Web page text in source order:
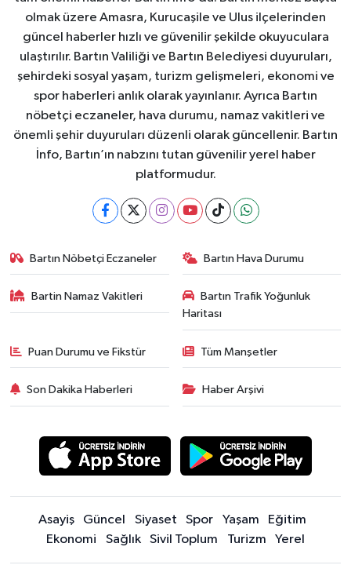
olmak üzere Amasra, Kurucaşile ve Ulus ilçelerinden
güncel haberler hızlı ve güvenilir şekilde okuyuculara
ulaştırılır. Bartın Valiliği ve Bartın Belediyesi duyuruları,
şehirdeki sosyal yaşam, turizm gelişmeleri, ekonomi ve
spor haberleri anlık olarak yayınlanır. Ayrıca Bartın
nöbetçi eczaneler, hava durumu, namaz vakitleri ve
önemli şehir duyuruları düzenli olarak güncellenir. Bartın
İnfo, Bartın’ın nabzını tutan güvenilir yerel haber
platformudur.
Bartın Nöbetçi Eczaneler Bartın Hava Durumu
Bartin Namaz Vakitleri
Bartın Trafik Yoğunluk
Haritası
Puan Durumu ve Fikstür Tüm Manşetler
Son Dakika Haberleri Haber Arşivi
Asayiş Güncel Siyaset Spor Yaşam
Eğitim
Ekonomi
Sağlık Sivil Toplum Turizm Yerel